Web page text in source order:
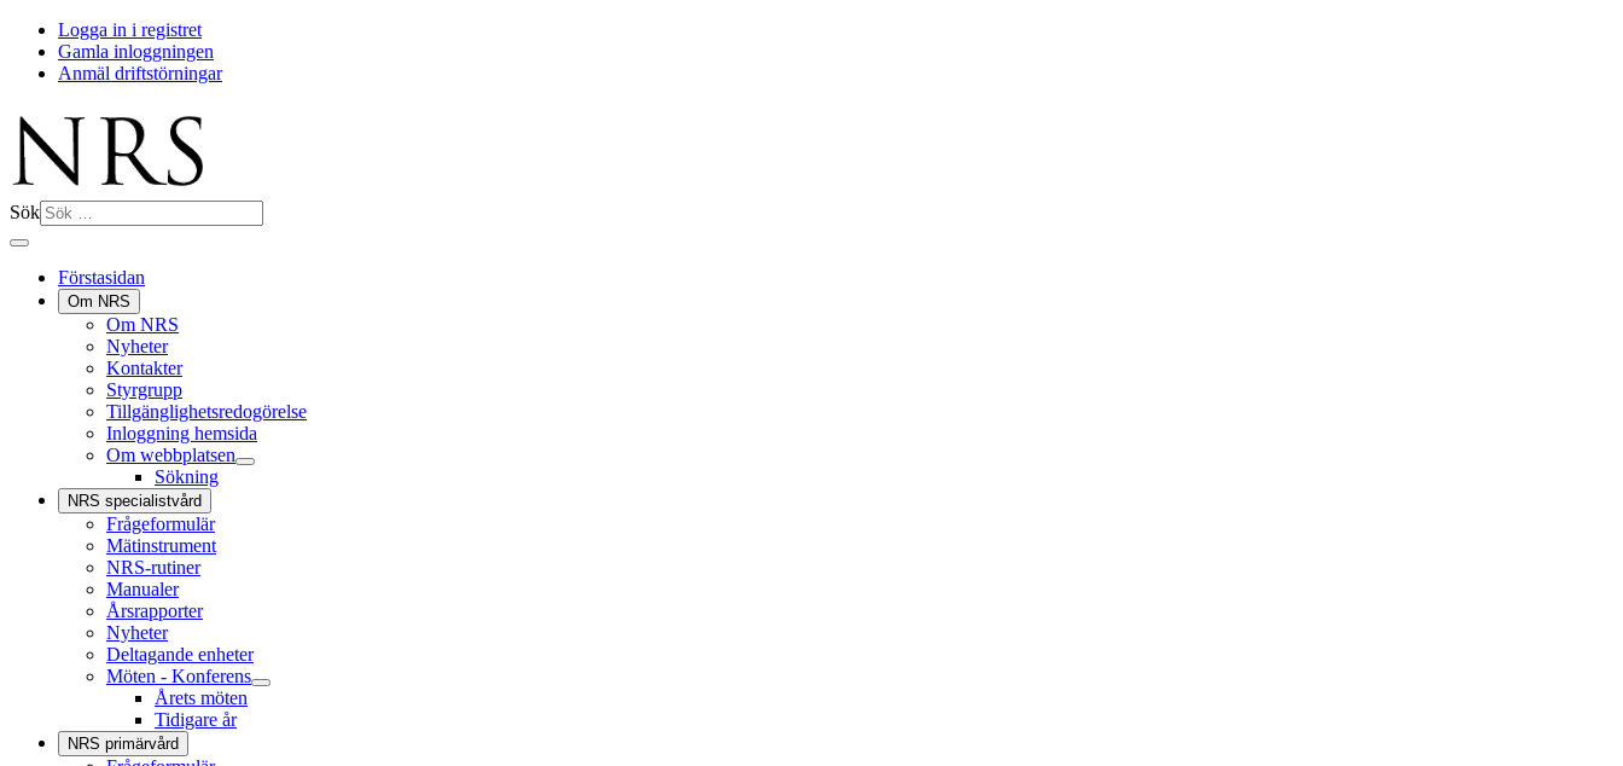
Logga in i registret
Gamla inloggningen
Anmäl driftstörningar
Sök
Förstasidan
Om NRS
Om NRS
Nyheter
Kontakter
Styrgrupp
Tillgänglighetsredogörelse
Inloggning hemsida
Om webbplatsen
Sökning
NRS specialistvård
Frågeformulär
Mätinstrument
NRS-rutiner
Manualer
Årsrapporter
Nyheter
Deltagande enheter
Möten - Konferens
Årets möten
Tidigare år
NRS primärvård